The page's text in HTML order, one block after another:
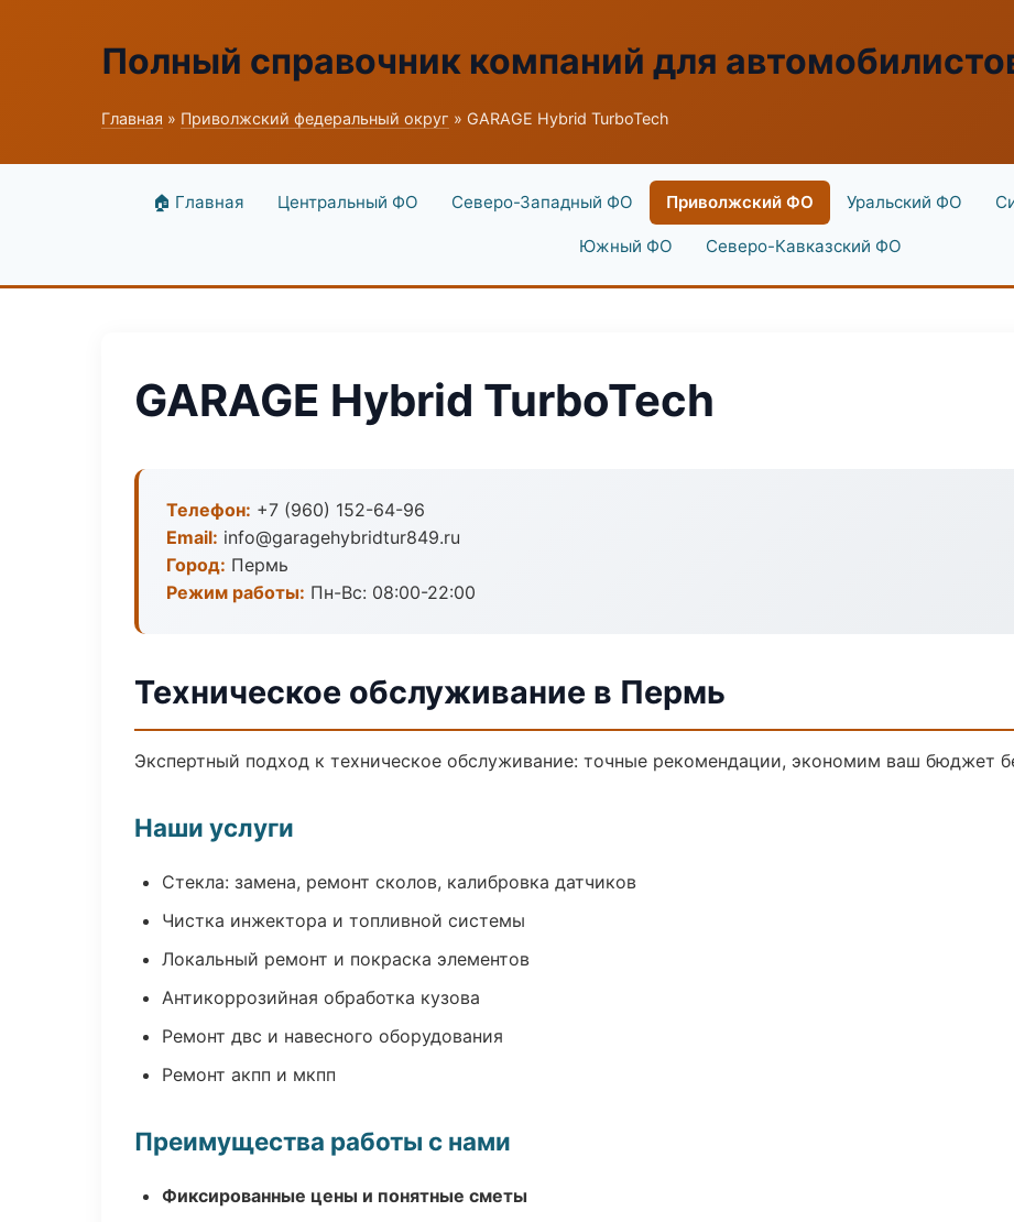
Полный справочник компаний для
Главная » Приволжский федеральный округ » GARAGE Hybrid TurboTech
🏠 Главная Центральный ФО Северо-Западный ФО Приволжский ФО Уральский ФО
Южный ФО Северо-Кавказский ФО
GARAGE Hybrid TurboTech
Телефон: +7 (960) 152-64-96
Email: info@garagehybridtur849.ru
Город: Пермь
Режим работы: Пн-Вс: 08:00-22:00
Техническое обслуживание в Пермь
Экспертный подход к техническое обслуживание: точные рекомендации, экономим ваш бюджет
Наши услуги
Стекла: замена, ремонт сколов, калибровка датчиков
Чистка инжектора и топливной системы
Локальный ремонт и покраска элементов
Антикоррозийная обработка кузова
Ремонт двс и навесного оборудования
Ремонт акпп и мкпп
Преимущества работы с нами
Фиксированные цены и понятные сметы